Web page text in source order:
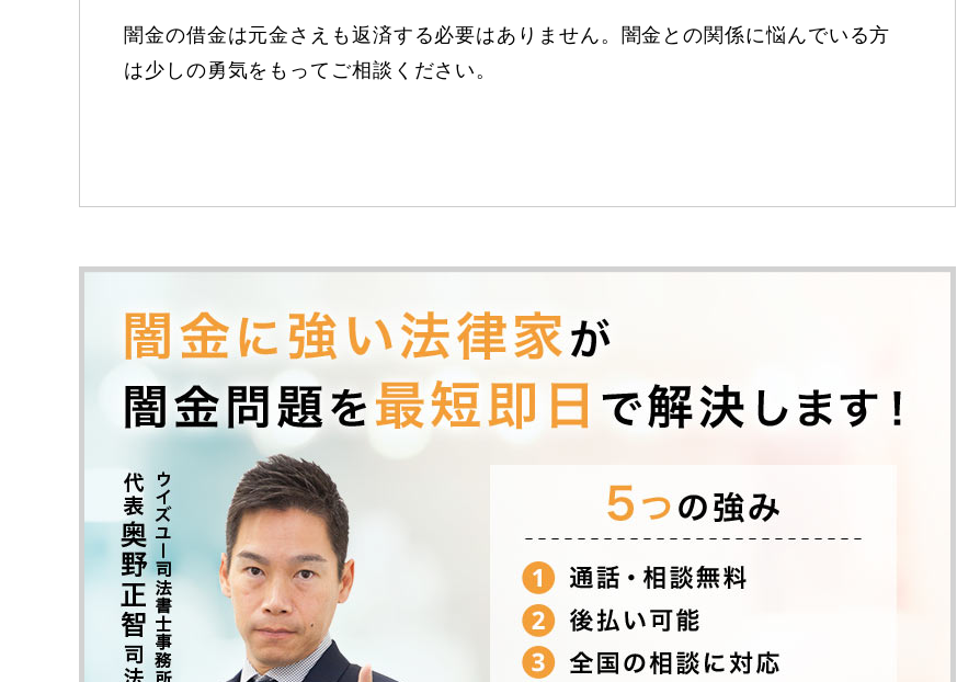
闇金の借金は元金さえも返済する必要はありません。闇金との関係に悩んでいる方
は少しの勇気をもってご相談ください。